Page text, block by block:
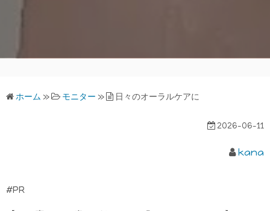
ホーム » モニター » 日々のオーラルケアに
2026-06-11
kana
#PR